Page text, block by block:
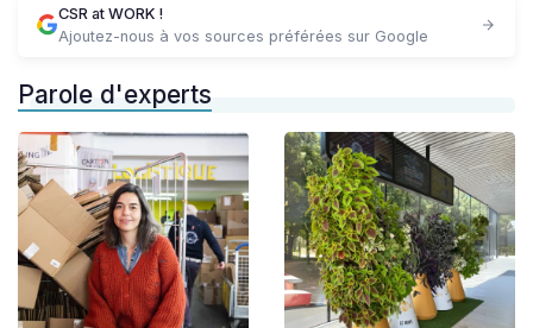
CSR at WORK !
Ajoutez-nous à vos sources préférées sur Google
Parole d'experts